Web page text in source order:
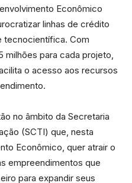
Econômico
linhas de crédito
tecnocientífica. Com
milhões para cada projeto,
o acesso aos recursos
no âmbito da Secretaria
(SCTI) que, nesta
Econômico, quer atrair o
empreendimentos que
para expandir seus